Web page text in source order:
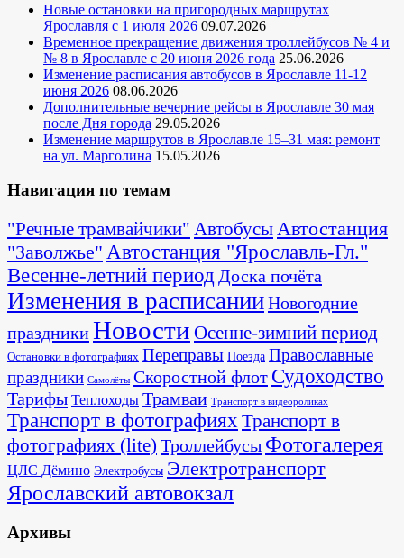
Новые остановки на пригородных маршрутах
Ярославля с 1 июля 2026 09.07.2026
Временное прекращение движения троллейбусов № 4 и
№ 8 в Ярославле с 20 июня 2026 года 25.06.2026
Изменение расписания автобусов в Ярославле 11-12
июня 2026 08.06.2026
Дополнительные вечерние рейсы в Ярославле 30 мая
после Дня города 29.05.2026
Изменение маршрутов в Ярославле 15–31 мая: ремонт
на ул. Марголина 15.05.2026
Навигация по темам
"Речные трамвайчики" АвтобусыАвтостанция
"Заволжье" Автостанция "Ярославль-Гл."
Весенне-летний период Доска почёта
Изменения в расписанииНовогодние
праздникиНовости Осенне-зимний период
Остановки в фотографиях Переправы Поезда Православные
праздники Самолёты Скоростной флот Судоходство
Тарифы Теплоходы Трамваи Транспорт в видеороликах
Транспорт в фотографияхТранспорт в
фотографиях (lite) Троллейбусы Фотогалерея
ЦЛС Дёмино Электробусы Электротранспорт
Ярославский автовокзал
Архивы